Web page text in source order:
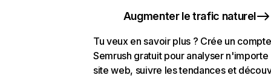
Augmenter le trafic naturel
Tu veux en savoir plus ? Crée un compte
Semrush gratuit pour analyser n'importe
site web, suivre les tendances et